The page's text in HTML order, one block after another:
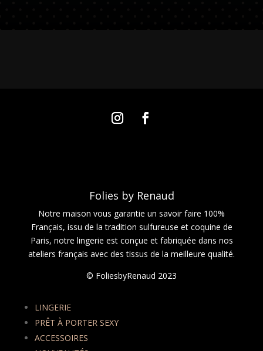
Folies by Renaud
Notre maison vous garantie un savoir faire 100%
Français, issu de la tradition sulfureuse et coquine de
Paris, notre lingerie est conçue et fabriquée dans nos
ateliers français avec des tissus de la meilleure qualité.
© FoliesbyRenaud 2023
LINGERIE
PRÊT À PORTER SEXY
ACCESSOIRES